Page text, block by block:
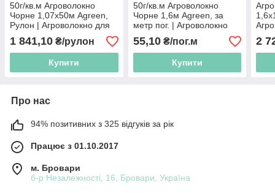
50г/кв.м Агроволокно
Чорне 1,07х50м Agreen,
Рулон | Агроволокно для
Мульчування, НЕ
проводить світло,
пропускає воду, дихає
1 841,10 ₴/рулон
Купити
50г/кв.м Агроволокно
Чорне 1,6м Agreen, за
метр пог. | Агроволокно
для Мульчування, НЕ
проводить світло,
пропускає воду, дихає
55,10₴/пог.м
Купити
2
Про нас
94% позитивних з 325 відгуків за рік
Працює з 01.10.2017
м. Бровари
б-р Незалежності, 16, Бровари, Україна